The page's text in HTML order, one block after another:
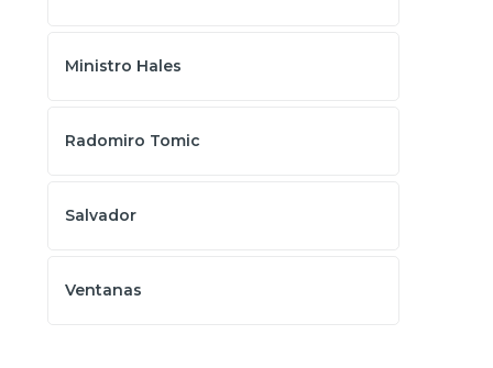
Ministro Hales
Radomiro Tomic
Salvador
Ventanas